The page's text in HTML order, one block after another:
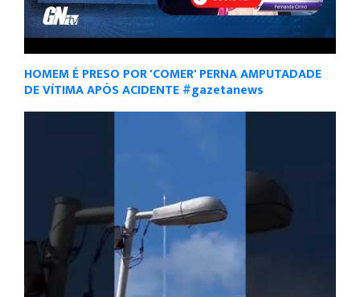
HOMEM É PRESO POR 'COMER' PERNA AMPUTADADE
DE VÍTIMA APÓS ACIDENTE #gazetanews